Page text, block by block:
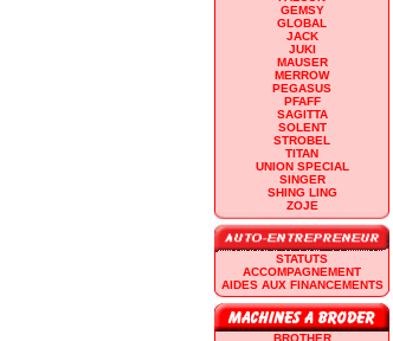
GEMSY
GLOBAL
JACK
JUKI
MAUSER
MERROW
PEGASUS
PFAFF
SAGITTA
SOLENT
STROBEL
TITAN
UNION SPECIAL
SINGER
SHING LING
ZOJE
STATUTS
ACCOMPAGNEMENT
AIDES AUX FINANCEMENTS
BROTHER